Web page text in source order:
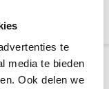
te
media te bieden
Ook delen we